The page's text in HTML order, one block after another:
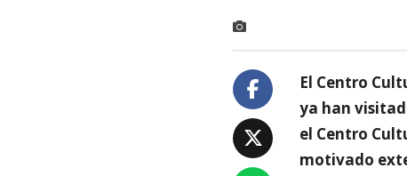
El Centro
ya han
el Centro
motivado